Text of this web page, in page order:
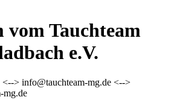
vom Tauchteam
e.V.
> info@tauchteam-mg.de <-->
mg.de